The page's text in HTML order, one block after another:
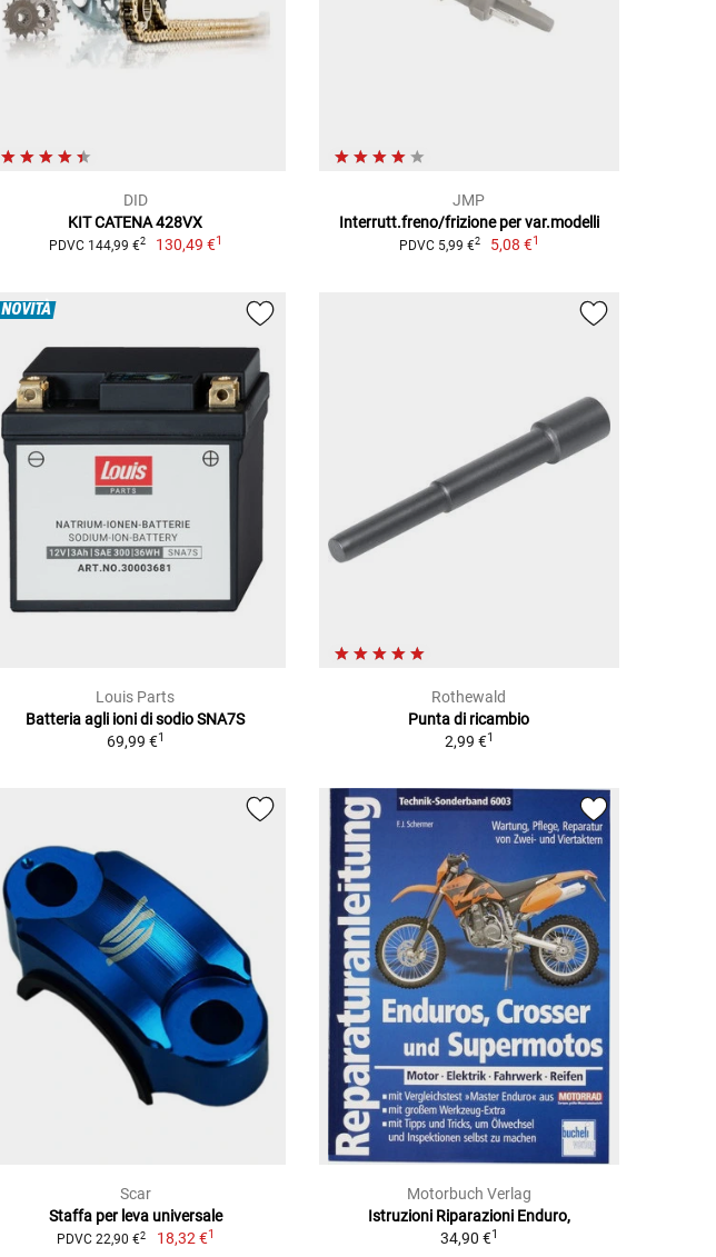
DID
KIT CATENA 428VX
PDVC 144,99 €2 130,49 €1
JMP
Interrutt.freno/frizione per var.modelli
PDVC 5,99 €2 5,08 €1
NOVITÀ
Louis Parts
Batteria agli ioni di sodio SNA7S
69,99 €1
Rothewald
Punta di ricambio
2,99 €1
Scar
Staffa per leva universale
PDVC 22,90 €2 18,32 €1
Motorbuch Verlag
Istruzioni Riparazioni Enduro,
34,90 €1